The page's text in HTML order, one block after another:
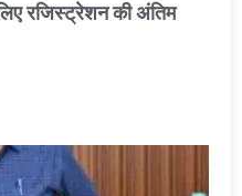
रजिस्ट्रेशन की अंतिम